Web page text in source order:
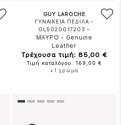
GUY LAROCHE
ΓΥΝΑΙΚΕΙΑ ΠΕΔΙΛΑ -
GL5020017203 -
ΜΑΥΡΟ - Genuine
Leather
Τρέχουσα τιμή: 85,00 €
Τιμή καταλόγου: 169,00 €
+1 χρώμα